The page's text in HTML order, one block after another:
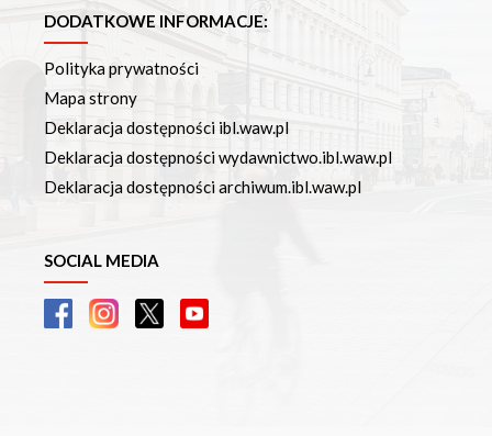
DODATKOWE INFORMACJE:
Polityka prywatności
Mapa strony
Deklaracja dostępności ibl.waw.pl
Deklaracja dostępności wydawnictwo.ibl.waw.pl
Deklaracja dostępności archiwum.ibl.waw.pl
SOCIAL MEDIA